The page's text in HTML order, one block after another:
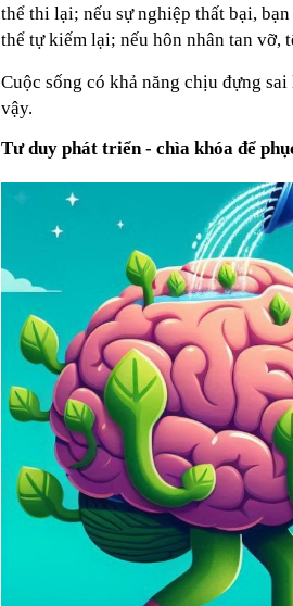
thể thi lại; nếu sự nghiệp thất bại,
thể tự kiếm lại; nếu hôn nhân tan vỡ,
Cuộc sống có khả năng chịu đựng
vậy.
Tư duy phát triển - chìa khóa để